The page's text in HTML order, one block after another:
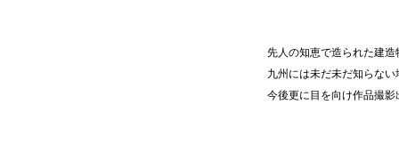
先人の知恵で造られた建
九州には未だ未だ知らな
今後更に目を向け作品撮